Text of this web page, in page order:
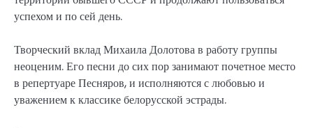
успехом и по сей день.
Творческий вклад Михаила Долотова в работу группы
неоценим. Его песни до сих пор занимают почетное место
в репертуаре Песняров, и исполняются с любовью и
уважением к классике белорусской эстрады.